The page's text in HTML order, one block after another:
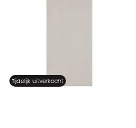
Tijdelijk uitverkocht